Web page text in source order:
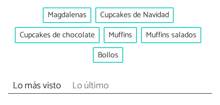
Magdalenas
Cupcakes de Navidad
Cupcakes de chocolate
Muffins
Muffins salados
Bollos
Lo más visto Lo último